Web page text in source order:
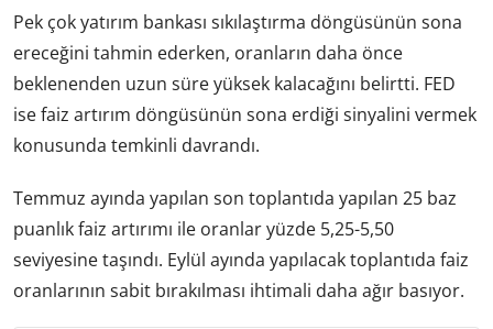
Pek çok yatırım bankası sıkılaştırma döngüsünün sona
ereceğini tahmin ederken, oranların daha önce
beklenenden uzun süre yüksek kalacağını belirtti. FED
ise faiz artırım döngüsünün sona erdiği sinyalini vermek
konusunda temkinli davrandı.
Temmuz ayında yapılan son toplantıda yapılan 25 baz
puanlık faiz artırımı ile oranlar yüzde 5,25-5,50
seviyesine taşındı. Eylül ayında yapılacak toplantıda faiz
oranlarının sabit bırakılması ihtimali daha ağır basıyor.